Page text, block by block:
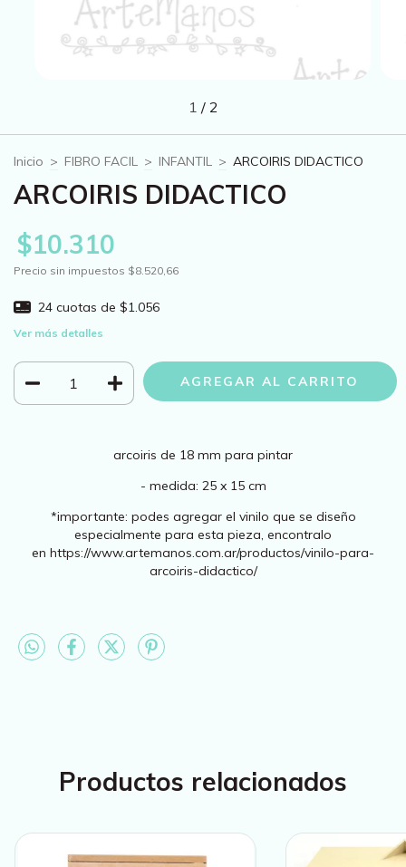
1 / 2
Inicio > FIBRO FACIL > INFANTIL > ARCOIRIS DIDACTICO
ARCOIRIS DIDACTICO
$10.310
Precio sin impuestos $8.520,66
24 cuotas de $1.056
Ver más detalles
arcoiris de 18 mm para pintar
- medida: 25 x 15 cm
*importante: podes agregar el vinilo que se diseño
especialmente para esta pieza, encontralo
en https://www.artemanos.com.ar/productos/vinilo-para-
arcoiris-didactico/
Productos relacionados